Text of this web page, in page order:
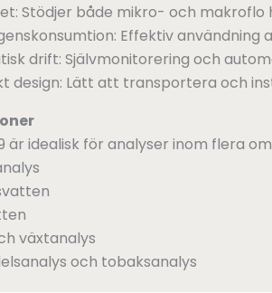
Stödjer både mikro- och
Effektiv
drift: Självmonitorering och
design: Lätt att transportera och
är idealisk för analyser inom flera
växtanalys
och tobaksanalys